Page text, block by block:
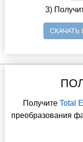
3)
Получите Total
преобразования